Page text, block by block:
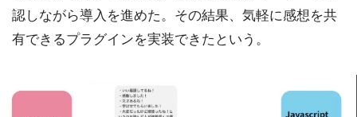
認しながら導入を進めた。その結果、気軽に感想を共
有できるプラグインを実装できたという。